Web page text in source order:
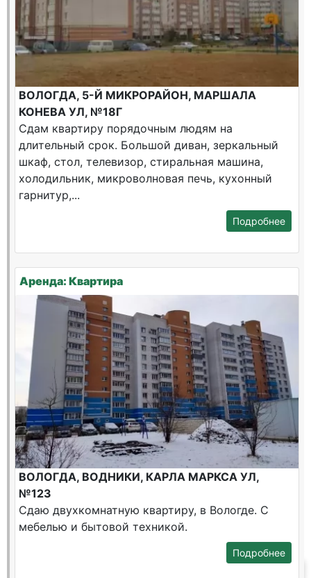
ВОЛОГДА, 5-Й МИКРОРАЙОН, МАРШАЛА
КОНЕВА УЛ, №18Г
Сдам квартиру порядочным людям на
длительный срок. Большой диван, зеркальный
шкаф, стол, телевизор, стиральная машина,
холодильник, микроволновая печь, кухонный
гарнитур,...
Подробнее
Аренда: Квартира
ВОЛОГДА, ВОДНИКИ, КАРЛА МАРКСА УЛ,
№123
Сдаю двухкомнатную квартиру, в Вологде. С
мебелью и бытовой техникой.
Подробнее